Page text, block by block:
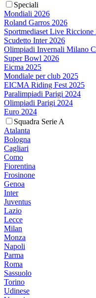
Speciali
Mondiali 2026
Roland Garros 2026
Sportmediaset Live Riccione
Scudetto Inter 2026
Olimpiadi Invernali Milano
Super Bowl 2026
Eicma 2025
Mondiale per club 2025
EICMA Riding Fest 2025
Paralimpiadi Parigi 2024
Olimpiadi Parigi 2024
Euro 2024
Squadra Serie A
Atalanta
Bologna
Cagliari
Como
Fiorentina
Frosinone
Genoa
Inter
Juventus
Lazio
Lecce
Milan
Monza
Napoli
Parma
Roma
Sassuolo
Torino
Udinese